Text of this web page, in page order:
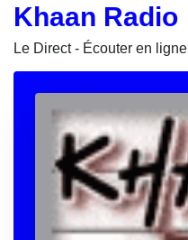
Khaan Radio
Le Direct - Écouter en ligne